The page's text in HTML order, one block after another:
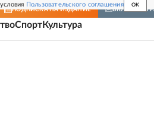
Пользовательского соглашения OK
ПОДПИСКА НА ИЗДАНИЕ ВКЛЮЧИТЬ
СпортКультура